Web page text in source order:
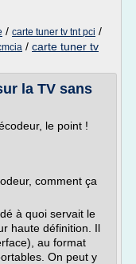
/ carte tuner tv tnt pci /
/ carte tuner tv
la TV sans
le point !
comment ça
à quoi servait le
haute définition. Il
au format
On peut y